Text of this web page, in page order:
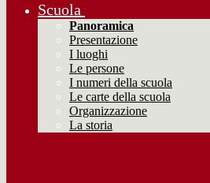
Scuola
Panoramica
Presentazione
I luoghi
Le persone
I numeri della scuola
Le carte della scuola
Organizzazione
La storia